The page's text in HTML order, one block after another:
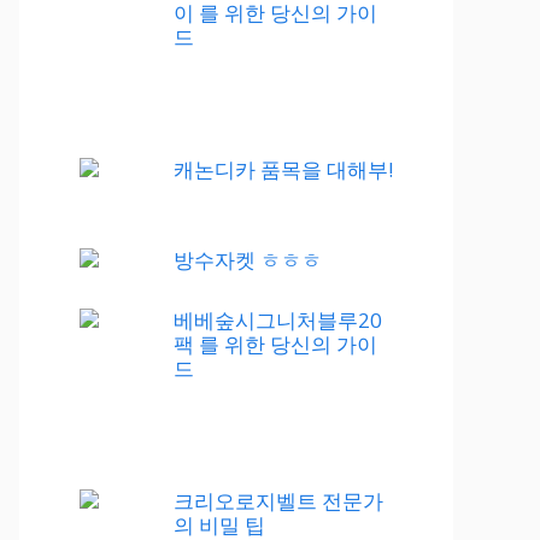
이 를 위한 당신의 가이
드
캐논디카 품목을 대해부!
방수자켓 ㅎㅎㅎ
베베숲시그니처블루20
팩 를 위한 당신의 가이
드
크리오로지벨트 전문가
의 비밀 팁